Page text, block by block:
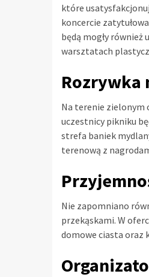
które
koncercie
będą mogły
warsztatach
Rozrywka
Na terenie zielonym
uczestnicy pikniku
strefa baniek
terenową z
Nie zapomniano
przekąskami. W
domowe ciasta oraz